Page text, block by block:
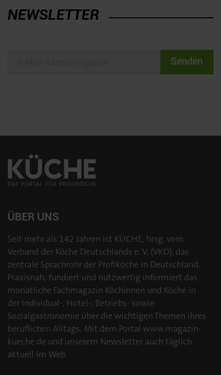
NEWSLETTER
Senden
ÜBER UNS
Seit mehr als 142 Jahren ist KÜCHE, hrsg. vom
Verband der Köche Deutschlands e. V. (VKD), das
zentrale Sprachrohr der Profiköche in Deutschland.
Praxisnah, fundiert und nutzwertig informiert das
monatliche Fachmagazin Köchinnen und Köche in
der Individual-, Hotel-, Betriebs- sowie
Sozialgastronomie über die wichtigen Themen ihres
beruflichen Alltags. Mit dem Portal www.magazin-
kueche.de und unserem Newsletter auch täglich
aktuell im Web.